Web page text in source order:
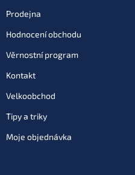
Prodejna
Hodnocení obchodu
Věrnostní program
Kontakt
Velkoobchod
Tipy a triky
Moje objednávka